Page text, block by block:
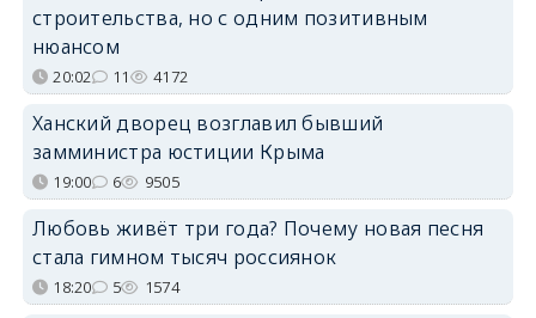
строительства, но с одним позитивным
нюансом
20:02 11 4172
Ханский дворец возглавил бывший
замминистра юстиции Крыма
19:00 6 9505
Любовь живёт три года? Почему новая песня
стала гимном тысяч россиянок
18:20 5 1574